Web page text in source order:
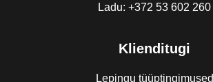
Ladu: +372 53 602 260
Klienditugi
Lepingu tüüptingimused